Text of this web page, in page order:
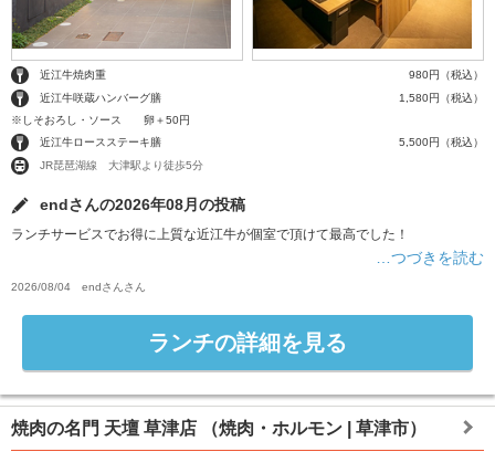
近江牛焼肉重
980円（税込）
近江牛咲蔵ハンバーグ膳
1,580円（税込）
※しそおろし・ソース 卵＋50円
近江牛ロースステーキ膳
5,500円（税込）
JR琵琶湖線 大津駅より徒歩5分
endさんの2026年08月の投稿
ランチサービスでお得に上質な近江牛が個室で頂けて最高でした！
…つづきを読む
2026/08/04 endさん さん
ランチの詳細を見る
焼肉の名門 天壇 草津店 （焼肉・ホルモン | 草津市）